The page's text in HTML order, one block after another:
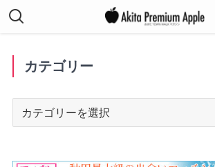
カテゴリー